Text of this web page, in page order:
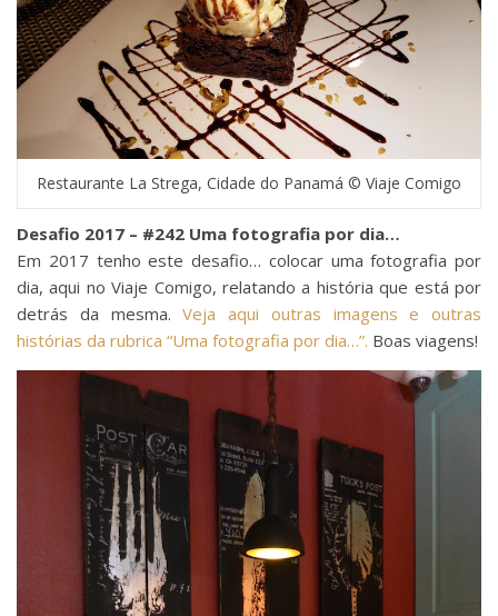
Restaurante La Strega, Cidade do Panamá © Viaje Comigo
Desafio 2017 – #242 Uma fotografia por dia…
Em 2017 tenho este desafio… colocar uma fotografia por
dia, aqui no Viaje Comigo, relatando a história que está por
detrás da mesma.Veja aqui outras imagens e outras
histórias da rubrica “Uma fotografia por dia…”. Boas viagens!